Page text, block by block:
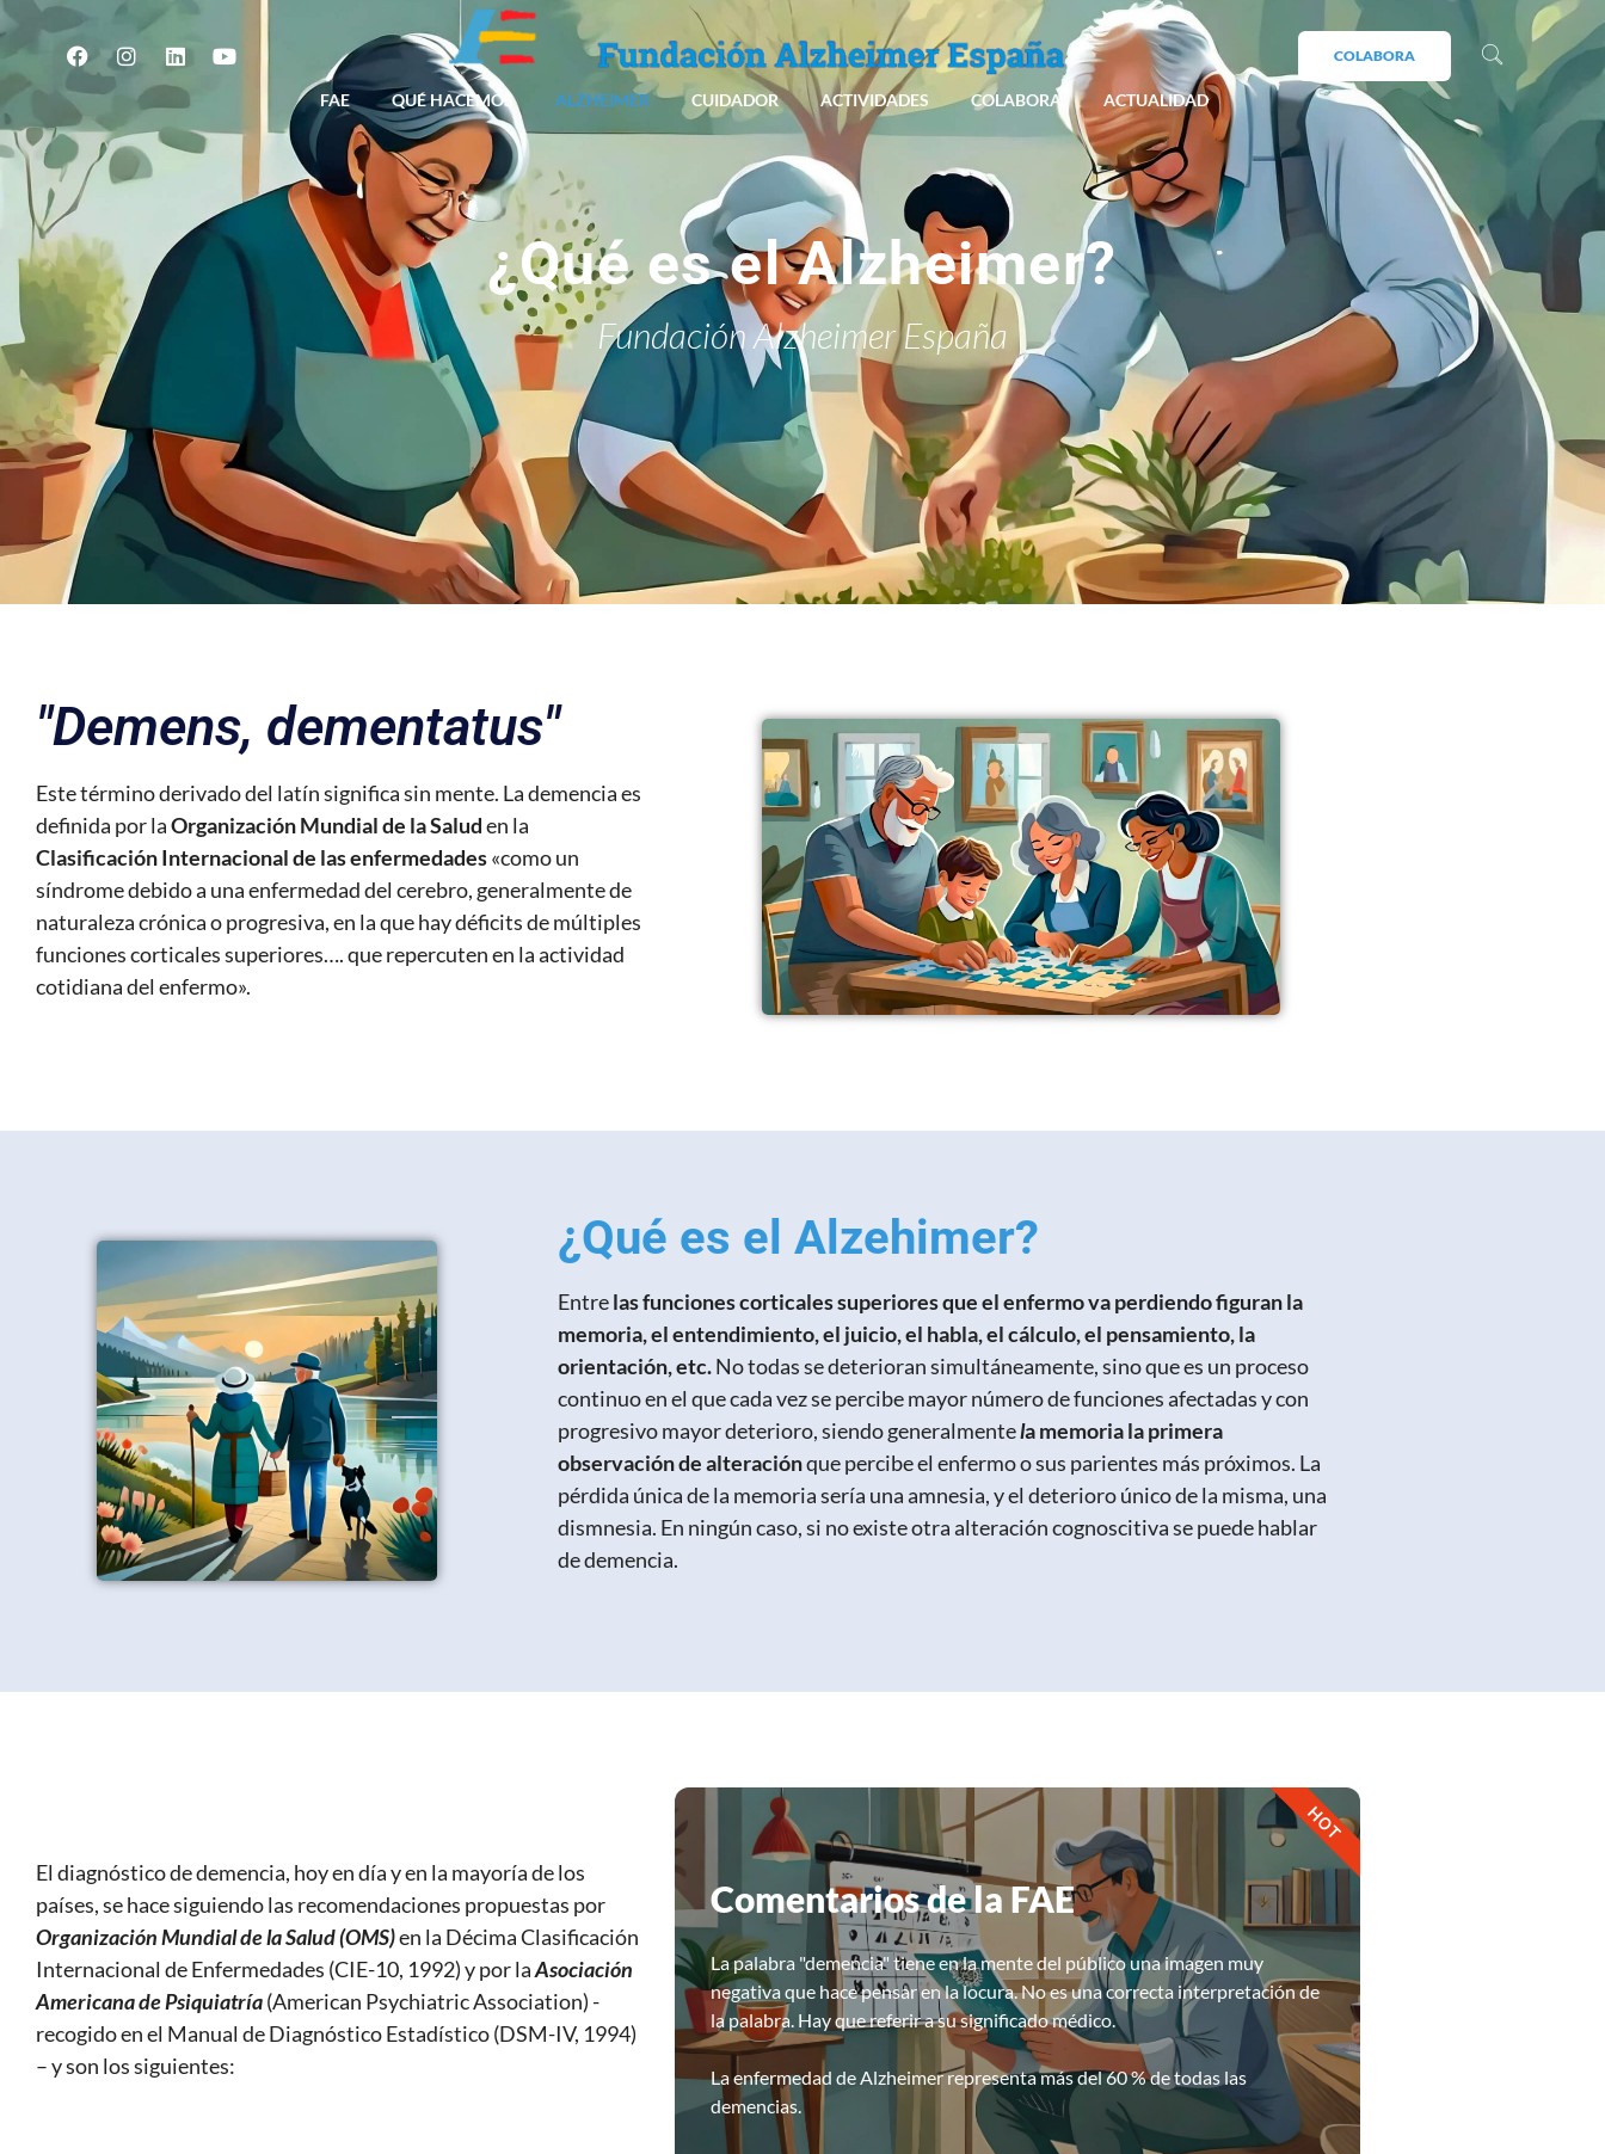
FAE QUÉ HACEMOS ALZHEIMER CUIDADOR ACTIVIDADES COLABORA ACTUALIDAD
COLABORA
¿Qué es el Alzheimer?
Fundación Alzheimer España
"Demens, dementatus"
Este término derivado del latín significa sin mente. La demencia es
definida por laOrganización Mundial de la Saluden la
Clasificación Internacional de las enfermedades«como un
síndrome debido a una enfermedad del cerebro, generalmente de
naturaleza crónica o progresiva, en la que hay déficits de múltiples
funciones corticales superiores…. que repercuten en la actividad
cotidiana del enfermo».
¿Qué es el Alzehimer?
Entrelas funciones corticales superiores que el enfermo va perdiendo figuran la
memoria, el entendimiento, el juicio, el habla, el cálculo, el pensamiento, la
orientación, etc.No todas se deterioran simultáneamente, sino que es un proceso
continuo en el que cada vez se percibe mayor número de funciones afectadas y con
progresivo mayor deterioro, siendo generalmentela memoria la primera
observación de alteraciónque percibe el enfermo o sus parientes más próximos. La
pérdida única de la memoria sería una amnesia, y el deterioro único de la misma, una
dismnesia. En ningún caso, si no existe otra alteración cognoscitiva se puede hablar
de demencia.
El diagnóstico de demencia, hoy en día y en la mayoría de los
países, se hace siguiendo las recomendaciones propuestas por
Organización Mundial de la Salud (OMS)en la Décima Clasificación
Internacional de Enfermedades (CIE-10, 1992) y por laAsociación
Americana de Psiquiatría(American Psychiatric Association) -
recogido en el Manual de Diagnóstico Estadístico (DSM-IV, 1994)
– y son los siguientes:
Comentarios de la FAE
La palabra "demencia" tiene en la mente del público una imagen muy
negativa que hace pensar en la locura. No es una correcta interpretación de
la palabra. Hay que referir a su significado médico.
La enfermedad de Alzheimer representa más del 60 % de todas las
demencias.
HOT